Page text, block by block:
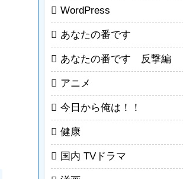
WordPress
あなたの番です
あなたの番です 反撃編
アニメ
今日から俺は！！
健康
国内 TVドラマ